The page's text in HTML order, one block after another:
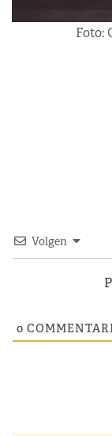
Foto:
Volgen
0